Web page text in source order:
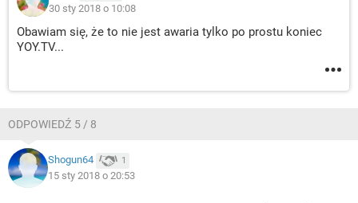
30 sty 2018 o 10:08
Obawiam się, że to nie jest awaria tylko po prostu koniec
YOY.TV...
ODPOWIEDŹ 5 / 8
Shogun64 1
15 sty 2018 o 20:53